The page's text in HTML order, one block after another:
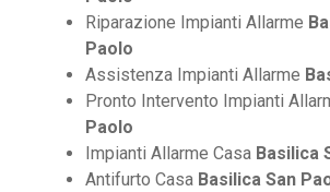
Riparazione Impianti Allarme
Paolo
Assistenza Impianti Allarme
Pronto Intervento Impianti
Paolo
Impianti Allarme Casa Basilica
Antifurto Casa Basilica San